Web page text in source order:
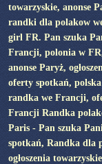
towarzyskie, anonse
randki dla polakow
girl FR. Pan szuka
Francji, polonia w
anonse Paryż,
oferty spotkań,
randka we Francji,
Francji Randka
Paris - Pan szuka
spotkań, Randka dla
ogłoszenia